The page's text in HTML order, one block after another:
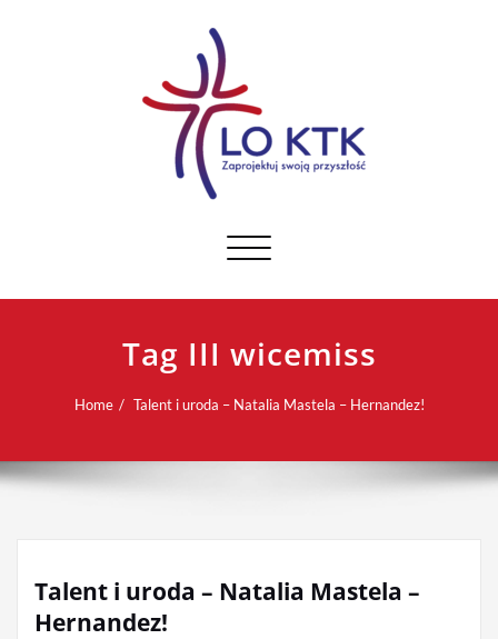
Toggle navigation
Tag III wicemiss
Home Talent i uroda – Natalia Mastela – Hernandez!
Talent i uroda – Natalia Mastela –
Hernandez!